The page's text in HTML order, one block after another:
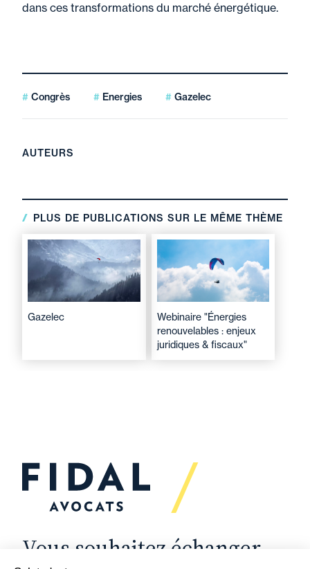
dans ces transformations du marché énergétique.
Congrès Energies Gazelec
AUTEURS
PLUS DE PUBLICATIONS SUR LE MÊME THÈME
Gazelec
Webinaire "Énergies
renouvelables : enjeux
juridiques & fiscaux"
Vous souhaitez échanger